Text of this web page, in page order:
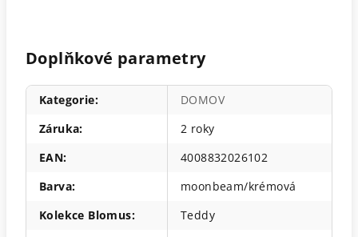
Doplňkové parametry
Kategorie:
DOMOV
Záruka:
2 roky
EAN:
4008832026102
Barva:
moonbeam/krémová
Kolekce Blomus:
Teddy